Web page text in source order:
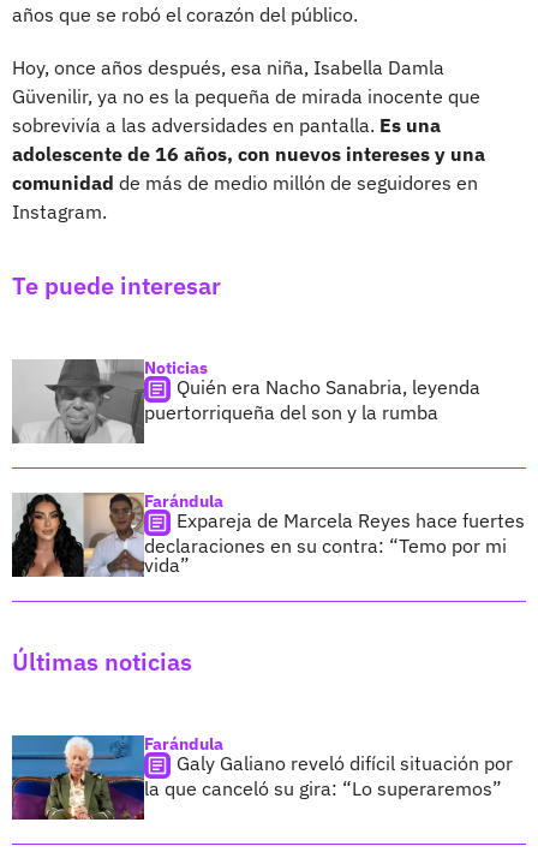
años que se robó el corazón del público.
Hoy, once años después, esa niña, Isabella Damla
Güvenilir, ya no es la pequeña de mirada inocente que
sobrevivía a las adversidades en pantalla. Es una
adolescente de 16 años, con nuevos intereses y una
comunidad de más de medio millón de seguidores en
Instagram.
Te puede interesar
Noticias
Quién era Nacho Sanabria, leyenda
puertorriqueña del son y la rumba
Farándula
Expareja de Marcela Reyes hace fuertes
declaraciones en su contra: “Temo por mi
vida”
Últimas noticias
Farándula
Galy Galiano reveló difícil situación por
la que canceló su gira: “Lo superaremos”